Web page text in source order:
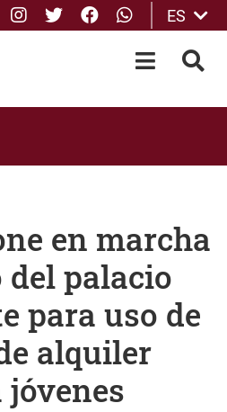
Instagram
TwitterFacebook
whatsApp
ES
OPEN-
en marcha
del palacio
para uso de
alquiler